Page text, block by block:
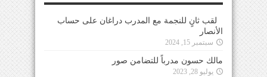
لقب ثانٍ للنجمة مع المدرب دراغان على حساب
الأنصار
سبتمبر 15, 2024
مالك حسون مدرباً للتضامن صور
يوليو 28, 2023